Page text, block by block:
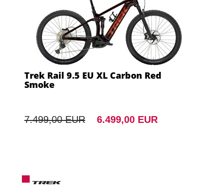
Trek Rail 9.5 EU XL Carbon Red
Smoke
7.499,00 EUR 6.499,00 EUR